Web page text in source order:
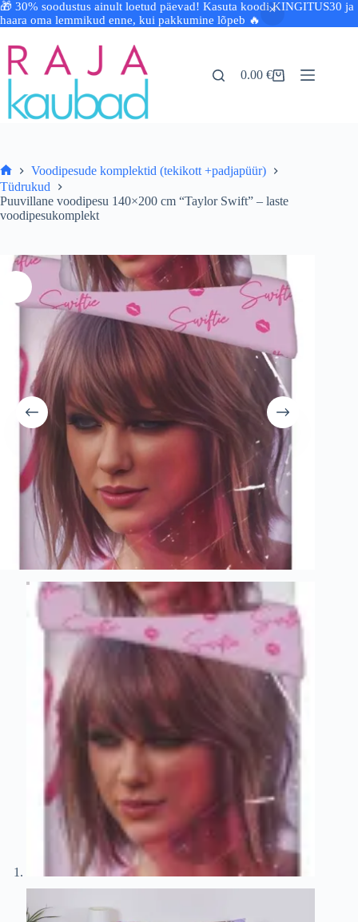
🎁 30% soodustus ainult loetud päevad! Kasuta koodi KINGITUS30 ja
haara oma lemmikud enne, kui pakkumine lõpeb 🔥
to
content
Shopping
0.00€
Avaleht
Voodipesude komplektid (tekikott +padjapüür)
Tüdrukud
Puuvillane voodipesu 140×200 cm “Taylor Swift” – laste
voodipesukomplekt